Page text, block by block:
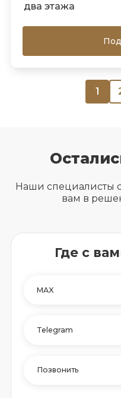
два этажа
1
Наши специалисты
вам в
Где с
MAX
Telegram
Позвонить